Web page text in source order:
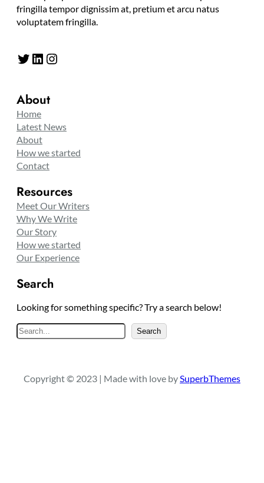
fringilla tempor dignissim at, pretium et arcu natus
voluptatem fringilla.
Twitter LinkedIn Instagram
About
Home
Latest News
About
How we started
Contact
Resources
Meet Our Writers
Why We Write
Our Story
How we started
Our Experience
Search
Looking for something specific? Try a search below!
e
c
Search
Copyright © 2023 | Made with love bySuperbThemes